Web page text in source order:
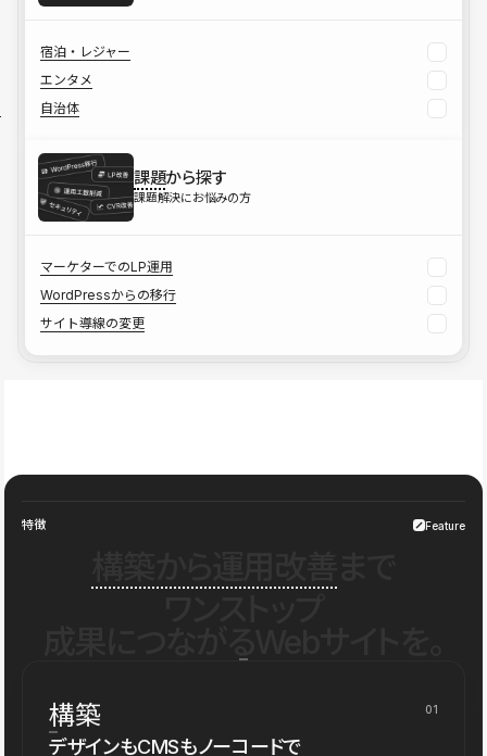
宿泊・レジャー
エンタメ
自治体
課題から探す
課題解決にお悩みの方
マーケターでのLP運用
WordPressからの移行
サイト導線の変更
特徴 Feature
構築 01
デザインもCMSもノーコードで